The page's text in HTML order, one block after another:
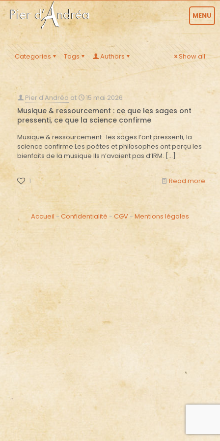
MENU
Categories Tags Authors Show all
Pier d'Andréa at 15 mai 2026
Musique & ressourcement : ce que les sages ont
pressenti, ce que la science confirme
Musique & ressourcement : les sages l’ont pressenti, la
science confirme Les poètes et philosophes ont perçu les
bienfaits de la musique Ils n’avaient pas d’IRM. […]
1 Read more
Accueil - Confidentialité - CGV - Mentions légales